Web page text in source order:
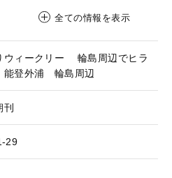
全ての情報を表示
ウィークリー 輪島周辺でヒラ
登外浦 輪島周辺
29